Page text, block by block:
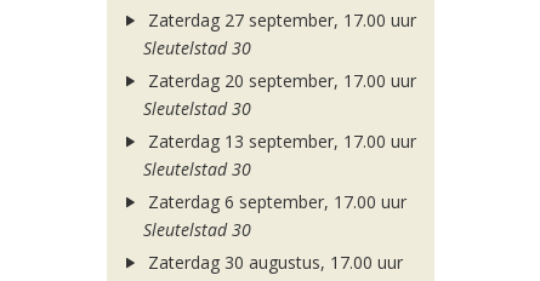
Zaterdag 27 september, 17.00 uur
Sleutelstad 30
Zaterdag 20 september, 17.00 uur
Sleutelstad 30
Zaterdag 13 september, 17.00 uur
Sleutelstad 30
Zaterdag 6 september, 17.00 uur
Sleutelstad 30
Zaterdag 30 augustus, 17.00 uur